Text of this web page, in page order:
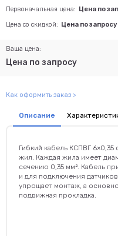
Ваша цена:
Цена по запросу
Первоначальная цена: Цена по
Цена со скидкой: Цена по запросу
Как оформить заказ >
Описание
Гибкий кабель КСПВГ
жил. Каждая жила имеет
сечению 0,35 мм². Кабель
и для подключения
упрощает монтаж, а
подвижная прокладка.